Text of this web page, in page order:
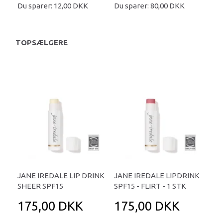
Du sparer: 12,00 DKK Du sparer: 80,00 DKK
TOPSÆLGERE
JANE IREDALE LIP DRINK
SHEER SPF15
175,00 DKK
JANE IREDALE LIPDRINK
SPF15 - FLIRT - 1 STK
175,00 DKK